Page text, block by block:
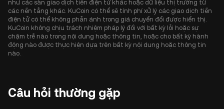
như các sàn giao dịch tiền điện tử khác hoặc dữ liệu thị trường từ
các nền tảng khác. KuCoin có thể sẽ tính phí xử lý các giao dịch tiền
điện tử có thể không phản ánh trong giá chuyển đổi được hiển thị.
KuCoin không chịu trách nhiệm pháp lý đối với bất kỳ lỗi hoặc sự
chậm trễ nào trong nội dung hoặc thông tin, hoặc cho bất kỳ hành
động nào được thực hiện dựa trên bất kỳ nội dung hoặc thông tin
nào.
Câu hỏi thường gặp